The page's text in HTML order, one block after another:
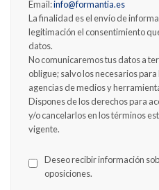
Email:info@formantia.es
La finalidad es el envío de
legitimación el consentimiento
datos.
No comunicaremos tus datos a
obligue; salvo los necesarios
agencias de medios y
Dispones de los derechos para
y/o cancelarlos en los términos
vigente.
Deseo recibir información
oposiciones.